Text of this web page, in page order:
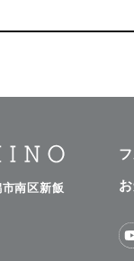
南区新飯